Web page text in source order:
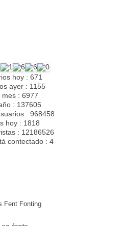
hoy : 671
ayer : 1155
: 6977
: 137605
: 968458
hoy : 1818
: 12186526
contectado : 4
Fent Fonting